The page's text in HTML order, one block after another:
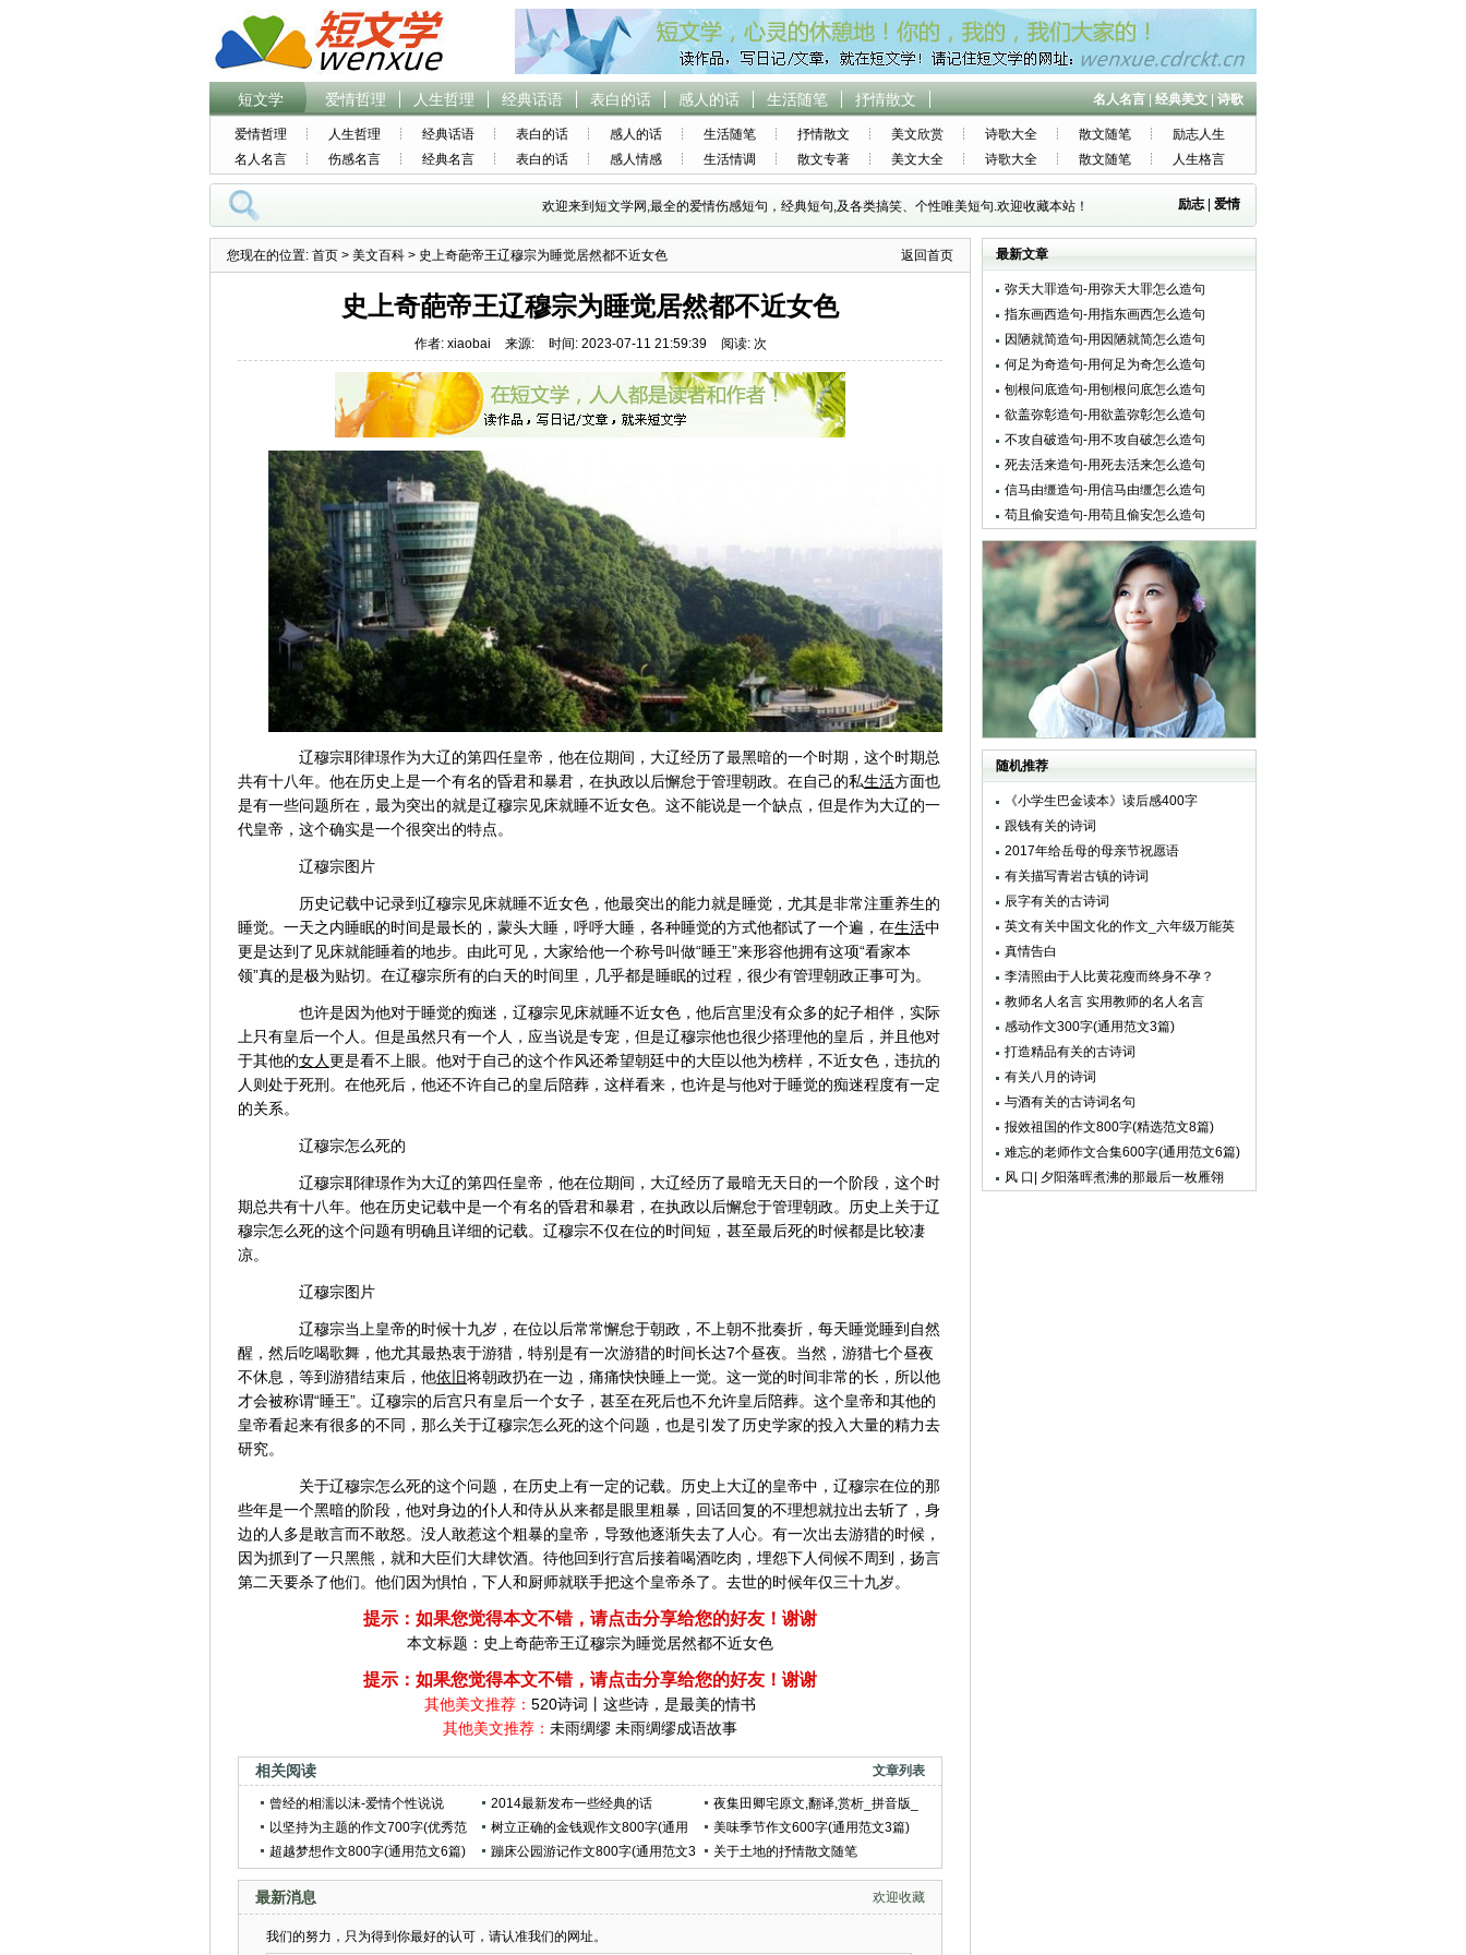
短文学 爱情哲理 人生哲理 经典话语 表白的话 感人的话 生活随笔 抒情散文 名人名言| 经典美文 诗歌
爱情哲理 人生哲理 经典话语 表白的话 感人的话 生活随笔 抒情散文 美文欣赏 诗歌大全 散文随笔
励志人生
名人名言
伤感名言 经典名言 表白的话 感人情感 生活情调 散文专著 美文大全 诗歌大全 散文随笔 人生格言
欢迎来到短文学网,最全的爱情伤感短句，经典短句,及各类搞笑、个性唯美短句.欢迎收藏本站！ 励志| 爱情
返回首页
您现在的位置: 首页 > 美文百科 > 史上奇葩帝王辽穆宗为睡觉居然都不近女色
史上奇葩帝王辽穆宗为睡觉居然都不近女色
作者: xiaobai 来源: 时间: 2023-07-11 21:59:39 阅读: 次
辽穆宗耶律璟作为大辽的第四任皇帝，他在位期间，大辽经历了最黑暗的一个时期，这个时期总
共有十八年。他在历史上是一个有名的昏君和暴君，在执政以后懈怠于管理朝政。在自己的私生活方面也
是有一些问题所在，最为突出的就是辽穆宗见床就睡不近女色。这不能说是一个缺点，但是作为大辽的一
代皇帝，这个确实是一个很突出的特点。
辽穆宗图片
历史记载中记录到辽穆宗见床就睡不近女色，他最突出的能力就是睡觉，尤其是非常注重养生的
睡觉。一天之内睡眠的时间是最长的，蒙头大睡，呼呼大睡，各种睡觉的方式他都试了一个遍，在生活中
更是达到了见床就能睡着的地步。由此可见，大家给他一个称号叫做“睡王”来形容他拥有这项“看家本
领”真的是极为贴切。在辽穆宗所有的白天的时间里，几乎都是睡眠的过程，很少有管理朝政正事可为。
也许是因为他对于睡觉的痴迷，辽穆宗见床就睡不近女色，他后宫里没有众多的妃子相伴，实际
上只有皇后一个人。但是虽然只有一个人，应当说是专宠，但是辽穆宗他也很少搭理他的皇后，并且他对
于其他的女人更是看不上眼。他对于自己的这个作风还希望朝廷中的大臣以他为榜样，不近女色，违抗的
人则处于死刑。在他死后，他还不许自己的皇后陪葬，这样看来，也许是与他对于睡觉的痴迷程度有一定
的关系。
辽穆宗怎么死的
辽穆宗耶律璟作为大辽的第四任皇帝，他在位期间，大辽经历了最暗无天日的一个阶段，这个时
期总共有十八年。他在历史记载中是一个有名的昏君和暴君，在执政以后懈怠于管理朝政。历史上关于辽
穆宗怎么死的这个问题有明确且详细的记载。辽穆宗不仅在位的时间短，甚至最后死的时候都是比较凄
凉。
辽穆宗图片
辽穆宗当上皇帝的时候十九岁，在位以后常常懈怠于朝政，不上朝不批奏折，每天睡觉睡到自然
醒，然后吃喝歌舞，他尤其最热衷于游猎，特别是有一次游猎的时间长达7个昼夜。当然，游猎七个昼夜
不休息，等到游猎结束后，他依旧将朝政扔在一边，痛痛快快睡上一觉。这一觉的时间非常的长，所以他
才会被称谓“睡王”。辽穆宗的后宫只有皇后一个女子，甚至在死后也不允许皇后陪葬。这个皇帝和其他的
皇帝看起来有很多的不同，那么关于辽穆宗怎么死的这个问题，也是引发了历史学家的投入大量的精力去
研究。
关于辽穆宗怎么死的这个问题，在历史上有一定的记载。历史上大辽的皇帝中，辽穆宗在位的那
些年是一个黑暗的阶段，他对身边的仆人和侍从从来都是眼里粗暴，回话回复的不理想就拉出去斩了，身
边的人多是敢言而不敢怒。没人敢惹这个粗暴的皇帝，导致他逐渐失去了人心。有一次出去游猎的时候，
因为抓到了一只黑熊，就和大臣们大肆饮酒。待他回到行宫后接着喝酒吃肉，埋怨下人伺候不周到，扬言
第二天要杀了他们。他们因为惧怕，下人和厨师就联手把这个皇帝杀了。去世的时候年仅三十九岁。
提示：如果您觉得本文不错，请点击分享给您的好友！谢谢
本文标题： 史上奇葩帝王辽穆宗为睡觉居然都不近女色
提示：如果您觉得本文不错，请点击分享给您的好友！谢谢
其他美文推荐： 520诗词丨这些诗，是最美的情书
其他美文推荐： 未雨绸缪 未雨绸缪成语故事
相关阅读 文章列表
曾经的相濡以沫-爱情个性说说 2014最新发布一些经典的话
夜集田卿宅原文,翻译,赏析_拼音版_
作者贾岛
以坚持为主题的作文700字(优秀范
文3篇)
树立正确的金钱观作文800字(通用
范文5篇)
美味季节作文600字(通用范文3篇)
超越梦想作文800字(通用范文6篇)
蹦床公园游记作文800字(通用范文3
关于土地的抒情散文随笔
最新消息 欢迎收藏
我们的努力，只为得到你最好的认可，请认准我们的网址。
最新文章
弥天大罪造句-用弥天大罪怎么造句
指东画西造句-用指东画西怎么造句
因陋就简造句-用因陋就简怎么造句
何足为奇造句-用何足为奇怎么造句
刨根问底造句-用刨根问底怎么造句
欲盖弥彰造句-用欲盖弥彰怎么造句
不攻自破造句-用不攻自破怎么造句
死去活来造句-用死去活来怎么造句
信马由缰造句-用信马由缰怎么造句
苟且偷安造句-用苟且偷安怎么造句
随机推荐
《小学生巴金读本》读后感400字
跟钱有关的诗词
2017年给岳母的母亲节祝愿语
有关描写青岩古镇的诗词
辰字有关的古诗词
英文有关中国文化的作文_六年级万能英
语作文4篇
真情告白
李清照由于人比黄花瘦而终身不孕？
教师名人名言 实用教师的名人名言
感动作文300字(通用范文3篇)
打造精品有关的古诗词
有关八月的诗词
与酒有关的古诗词名句
报效祖国的作文800字(精选范文8篇)
难忘的老师作文合集600字(通用范文6篇)
风 口| 夕阳落晖煮沸的那最后一枚雁翎